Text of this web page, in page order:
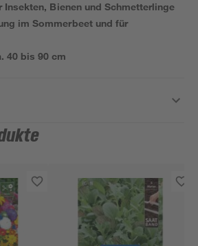
Insekten, Bienen und Schmetterlinge
im Sommerbeet und für
40 bis 90 cm